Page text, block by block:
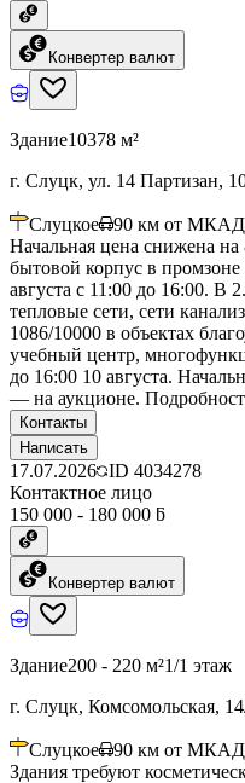
Конвертер валют
Здание10378 м²
г. Слуцк, ул. 14 Партизан,
Слуцкое 90 км от МКАД
Начальная цена снижена
бытовой корпус в
августа с 11:00 до 16:00. В
тепловые сети, сети
1086/10000 в объектах
учебный центр,
до 16:00 10 августа.
— на аукционе.
Контакты
Написать
17.07.2026 ID 4034278
Контактное лицо
150 000 - 180 000 ƃ
Конвертер валют
Здание200 - 220 м²1/1 этаж
г. Слуцк, Комсомольская,
Слуцкое 90 км от МКАД
Здания требуют